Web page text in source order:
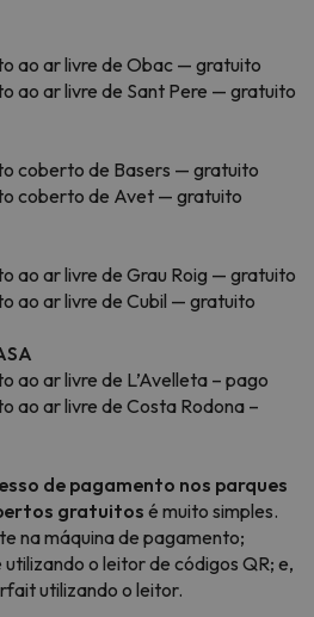
ao ar livre de Obac — gratuito
ao ar livre de Sant Pere — gratuito
coberto de Basers — gratuito
coberto de Avet — gratuito
ao ar livre de Grau Roig — gratuito
ao ar livre de Cubil — gratuito
ao ar livre de L’Avelleta – pago
ao ar livre de Costa Rodona –
de pagamento nos parques
gratuitos é muito simples.
na máquina de pagamento;
o leitor de códigos QR; e,
utilizando o leitor.